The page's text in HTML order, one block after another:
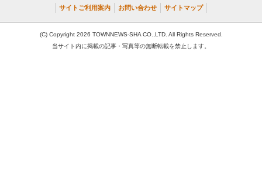
サイトご利用案内 お問い合わせ サイトマップ
(C) Copyright 2026 TOWNNEWS-SHA CO.,LTD. All Rights Reserved.
当サイト内に掲載の記事・写真等の無断転載を禁止します。